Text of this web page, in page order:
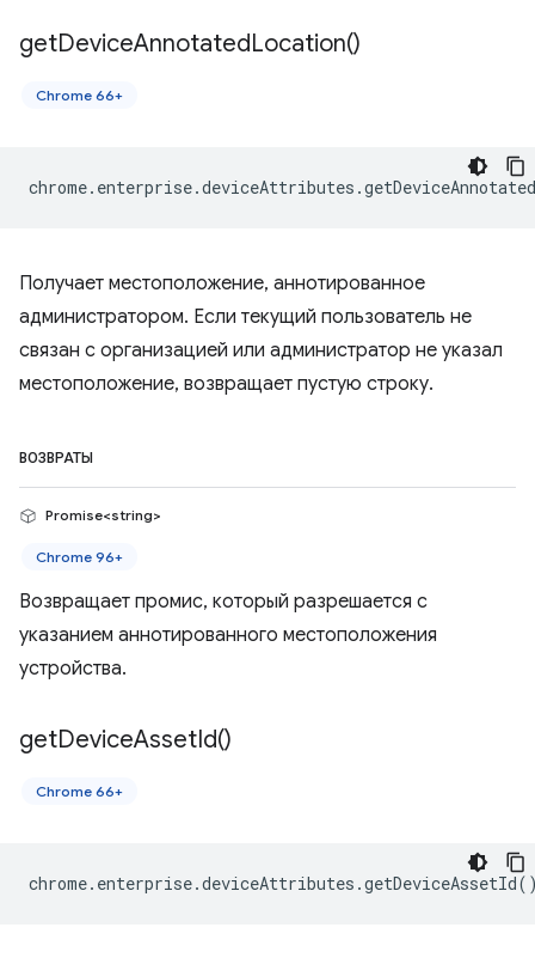
getDeviceAnnotatedLocation()
Chrome 66+
chrome. enterprise.deviceAttributes .
Получает местоположение, аннотированное
администратором. Если текущий пользователь не
связан с организацией или администратор не указал
местоположение, возвращает пустую строку.
ВОЗВРАТЫ
Promise<string>
Chrome 96+
Возвращает промис, который разрешается с
указанием аннотированного местоположения
устройства.
getDeviceAssetId()
Chrome 66+
chrome. enterprise.deviceAttributes .getDeviceAssetId